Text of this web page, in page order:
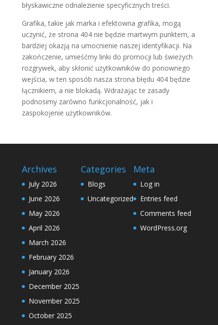
błyskawiczne odnalezienie specyficznych treści.
Grafika, takie jak marka i efektowna grafika, mogą
uczynić, że strona 404 nie będzie martwym punktem, a
bardziej okazją na umocnienie naszej identyfikacji. Na
zakończenie, umieśćmy linki do promocji lub świeżych
rozgrywek, aby skłonić użytkowników do ponownego
wejścia, w ten sposób nasza strona błędu 404 będzie
łącznikiem, a nie blokadą. Wdrażając te zasady
podnosimy zarówno funkcjonalność, jak i
zaspokojenie użytkowników.
Archives
July 2026
June 2026
May 2026
April 2026
March 2026
February 2026
January 2026
December 2025
November 2025
October 2025
Categories
Blogs
Uncategorized
Meta
Log in
Entries feed
Comments feed
WordPress.org